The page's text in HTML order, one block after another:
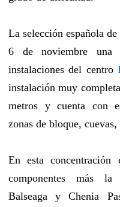
La selección española
6 de noviembre una
instalaciones del centro
instalación muy
metros y cuenta con
zonas de bloque, cuevas,
En esta concentración
componentes más la
Balseaga y Chenia